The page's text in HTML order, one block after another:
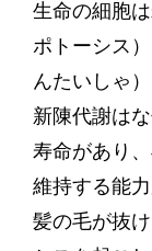
生命の細胞
ポトーシス
んたいしゃ
新陳代謝は
寿命があり
維持する能
髪の毛が抜